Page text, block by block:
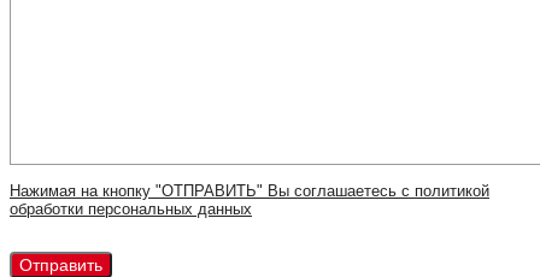
Нажимая на кнопку "ОТПРАВИТЬ" Вы соглашаетесь с политикой
обработки персональных данных